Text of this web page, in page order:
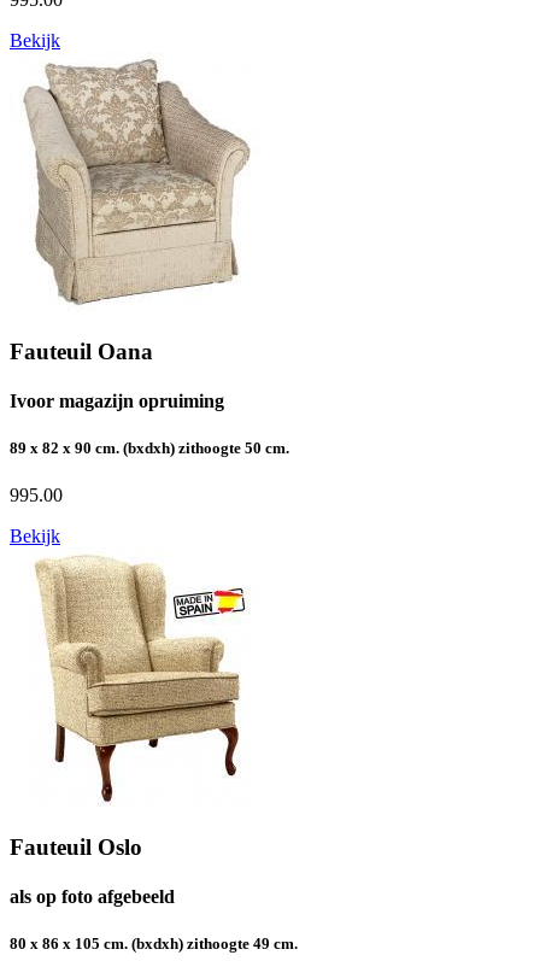
Bekijk
Fauteuil Oana
Ivoor magazijn opruiming
89 x 82 x 90 cm. (bxdxh) zithoogte 50 cm.
995.00
Bekijk
Fauteuil Oslo
als op foto afgebeeld
80 x 86 x 105 cm. (bxdxh) zithoogte 49 cm.